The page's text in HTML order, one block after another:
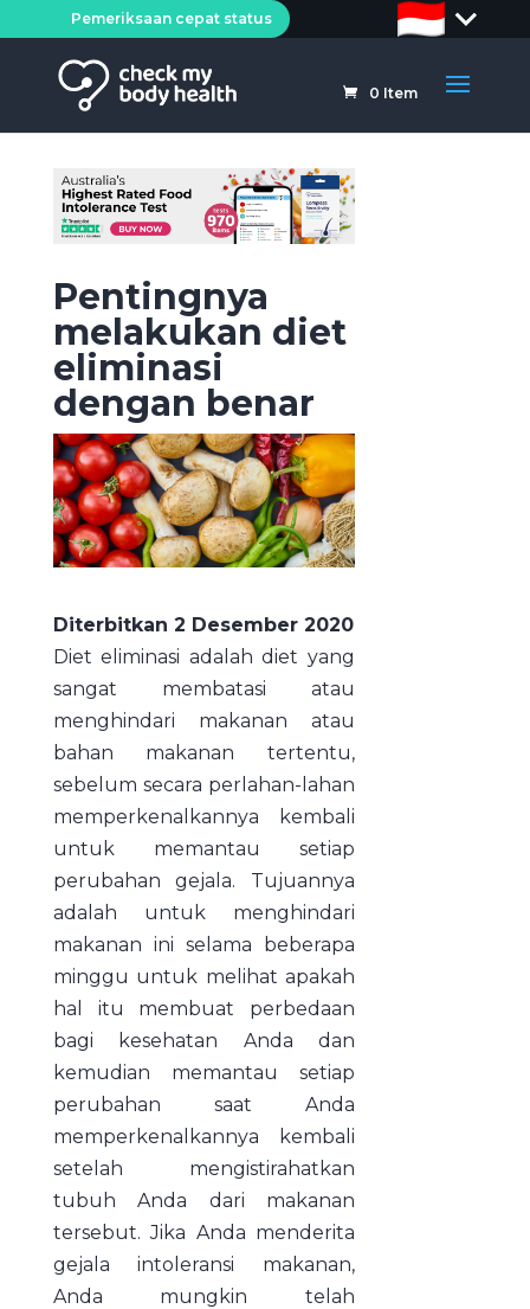
Pemeriksaan cepat status
0 Item
Pentingnya
melakukan diet
eliminasi
dengan benar
Diterbitkan 2 Desember 2020
Diet eliminasi adalah diet yang
sangat membatasi atau
menghindari makanan atau
bahan makanan tertentu,
sebelum secara perlahan-lahan
memperkenalkannya kembali
untuk memantau setiap
perubahan gejala. Tujuannya
adalah untuk menghindari
makanan ini selama beberapa
minggu untuk melihat apakah
hal itu membuat perbedaan
bagi kesehatan Anda dan
kemudian memantau setiap
perubahan saat Anda
memperkenalkannya kembali
setelah mengistirahatkan
tubuh Anda dari makanan
tersebut. Jika Anda menderita
gejala intoleransi makanan,
Anda mungkin telah